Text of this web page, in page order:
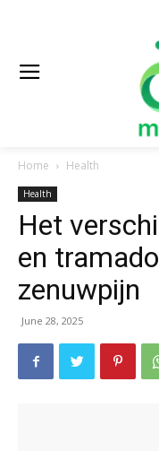
Home Health
Health
Het
en
zenuwpijn
June 28, 2025